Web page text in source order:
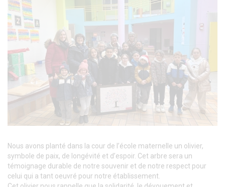
Nous avons planté dans la cour de l’école maternelle un olivier,
symbole de paix, de longévité et d’espoir. Cet arbre sera un
témoignage durable de notre souvenir et de notre respect pour
celui qui a tant oeuvré pour notre établissement.